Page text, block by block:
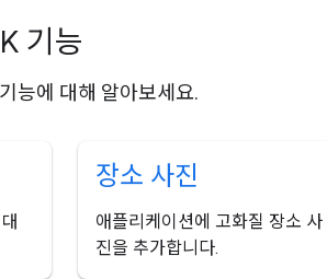
기능
능에 대해 알아보세요.
장소 사진
애플리케이션에 고화질 장소 사
진을 추가합니다.